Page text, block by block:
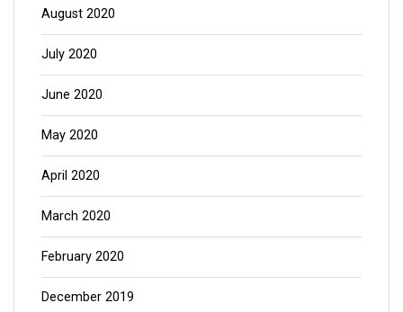
August 2020
July 2020
June 2020
May 2020
April 2020
March 2020
February 2020
December 2019